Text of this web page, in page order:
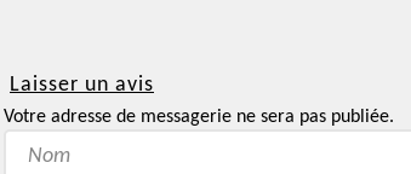
Laisser un avis
Votre adresse de messagerie ne sera pas publiée.